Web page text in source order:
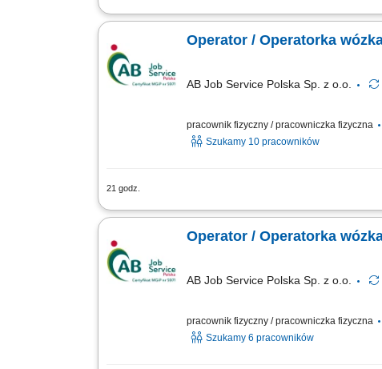
Opis stanowiska transport produktów
Operator / Operatorka
AB Job Service Polska Sp. z o.o.
pracownik fizyczny / pracowniczka fizyczna
Szukamy 10 pracowników
21 godz.
Zadania na stanowisku: Kompletowanie
Operator / Operatorka
AB Job Service Polska Sp. z o.o.
pracownik fizyczny / pracowniczka fizyczna
Szukamy 6 pracowników